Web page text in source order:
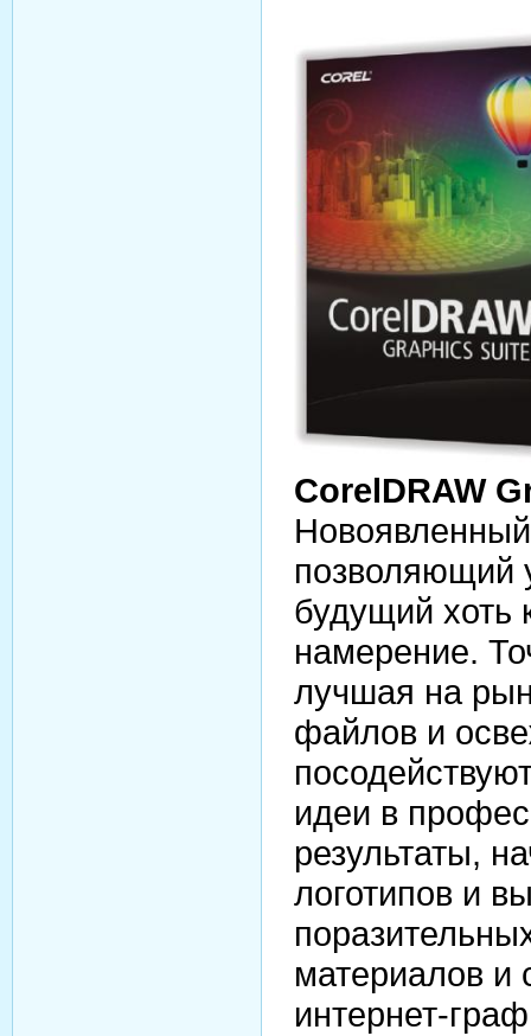
CorelDRAW
позволяющий
будущий хоть
намерение.
лучшая на
файлов и
идеи в
результаты,
логотипов и
материалов и
интернет-